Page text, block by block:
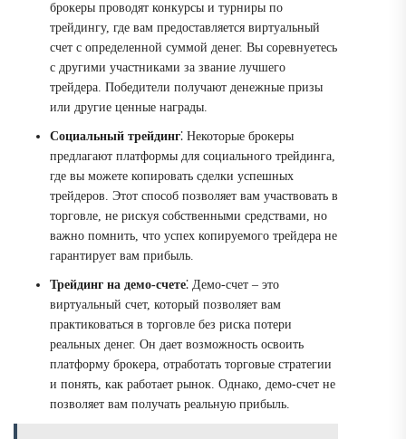
брокеры проводят конкурсы и турниры по
трейдингу, где вам предоставляется виртуальный
счет с определенной суммой денег. Вы соревнуетесь
с другими участниками за звание лучшего
трейдера. Победители получают денежные призы
или другие ценные награды.
Социальный трейдинг⁚ Некоторые брокеры
предлагают платформы для социального трейдинга,
где вы можете копировать сделки успешных
трейдеров. Этот способ позволяет вам участвовать в
торговле, не рискуя собственными средствами, но
важно помнить, что успех копируемого трейдера не
гарантирует вам прибыль.
Трейдинг на демо-счете⁚ Демо-счет – это
виртуальный счет, который позволяет вам
практиковаться в торговле без риска потери
реальных денег. Он дает возможность освоить
платформу брокера, отработать торговые стратегии
и понять, как работает рынок. Однако, демо-счет не
позволяет вам получать реальную прибыль.